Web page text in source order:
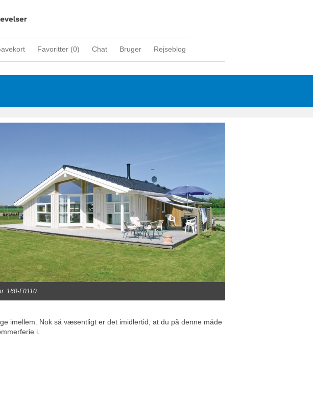
Favoritter (0) Chat Bruger Rejseblog
160-F0110
imellem. Nok så væsentligt er det imidlertid, at du på denne måde
i.